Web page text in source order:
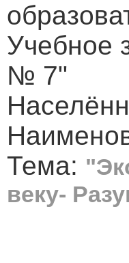
Учебное
№ 7"
Тема:
веку-